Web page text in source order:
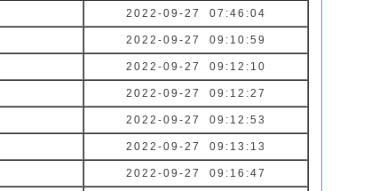
2022-09-27 07:46:04
2022-09-27 09:10:59
2022-09-27 09:12:10
2022-09-27 09:12:27
2022-09-27 09:12:53
2022-09-27 09:13:13
2022-09-27 09:16:47